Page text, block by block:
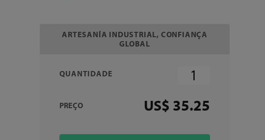
ARTESANÍA INDUSTRIAL, CONFIANÇA
GLOBAL
QUANTIDADE
PREÇO US$ 35.25